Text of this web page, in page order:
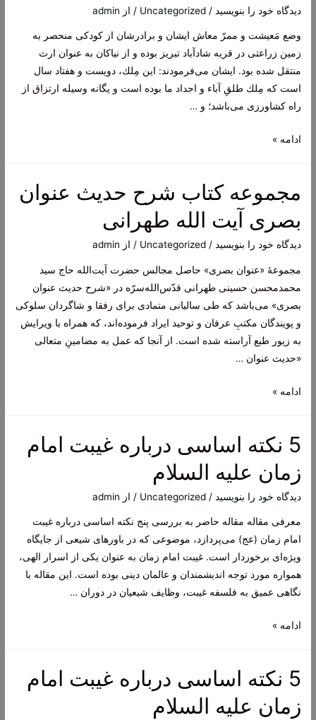
طهرانی
دیدگاه‌ خود را بنویسید /
Uncategorized / از admin
وضع مَعیشت و ممرّ معاش ایشان و برادرشان از كودكى منحصر به
زمین زراعتى در قریه‌ شادآباد تبریز بوده و از نیاكان به عنوان ارث
منتقل شده بود. ایشان مى‌فرمودند: این مِلك، دویست و هفتاد سال
است كه مِلك طلقِ آباء و اجداد ما بوده است و یگانه وسیله ارتزاق از
راه كشاورزى مى‌باشد؛ و …
صبر
در
و
ابتلائات
طباطبایی
ادامه »
مجموعه کتاب شرح حدیث عنوان
بصری آیت الله طهرانی
دیدگاه‌ خود را بنویسید /
Uncategorized / از admin
مجموعۀ «عنوان بصری» حاصل مجالس حضرت آیت‌الله حاج سید
محمدمحسن حسینی طهرانی قدّس‌الله‌سرّه در «شرح حدیث عنوان
بصری» می‌باشد که طی سالیانی متمادی برای رفقا و شاگردان سلوکی
و پویندگان مکتبِ عرفان و توحید ایراد فرموده‌اند، که همراه با ویرایش
به زیور طبع آراسته شده است. از آنجا که عمل به مضامینِ متعالی
«حدیث عنوان …
مجموعه
حدیث
بصری
آیت
ادامه »
5 نکته اساسی درباره غیبت امام
زمان علیه السلام
دیدگاه‌ خود را بنویسید /
Uncategorized / از admin
معرفی مقاله مقاله حاضر به بررسی پنج نکته اساسی درباره غیبت
امام زمان (عج) می‌پردازد، موضوعی که در باورهای شیعی از جایگاه
ویژه‌ای برخوردار است. غیبت امام زمان به عنوان یکی از اسرار الهی،
همواره مورد توجه اندیشمندان و عالمان دینی بوده است. این مقاله با
نگاهی عمیق به فلسفه غیبت، وظایف شیعیان در دوران …
5
درباره
امام
ادامه »
5 نکته اساسی درباره غیبت امام
زمان علیه السلام